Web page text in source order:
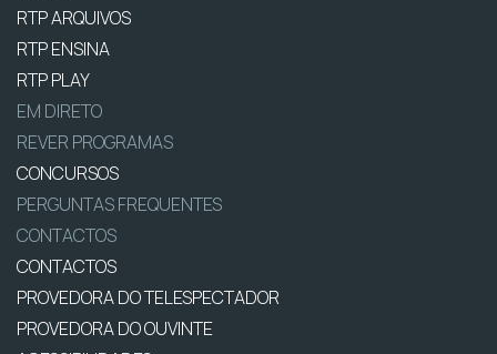
RTP ARQUIVOS
RTP ENSINA
RTP PLAY
EM DIRETO
REVER PROGRAMAS
CONCURSOS
PERGUNTAS FREQUENTES
CONTACTOS
CONTACTOS
PROVEDORA DO TELESPECTADOR
PROVEDORA DO OUVINTE